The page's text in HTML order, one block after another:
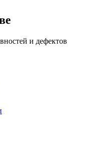
и дефектов